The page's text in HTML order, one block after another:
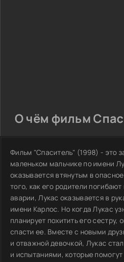
О чём фильм
Фильм "Спаситель" (1998) - это
маленьком мальчике по имени
оказывается втянутым в
того, как его родители
аварии, Лукас оказывается в
имени Карлос. Но когда Лукас
планирует похитить его сестру,
спасти ее. Вместе с новыми
и отважной девочкой, Лукас
и испытаниями, которые